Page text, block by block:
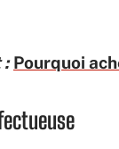
: Pourquoi